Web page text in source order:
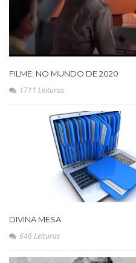
FILME: NO MUNDO DE 2020
1711 Leituras
DIVINA MESA
646 Leituras